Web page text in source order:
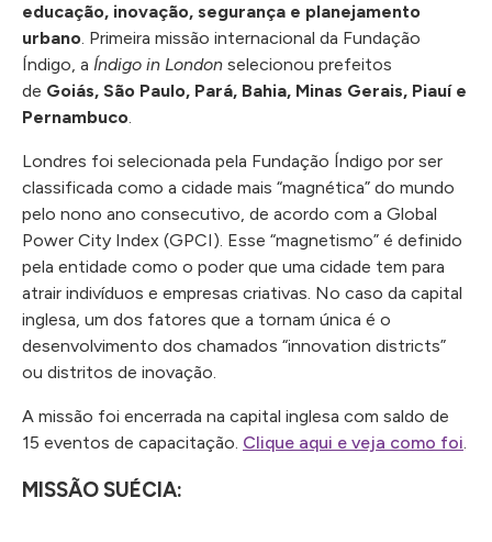
educação, inovação, segurança e planejamento
urbano. Primeira missão internacional da Fundação
Índigo, a Índigo in London selecionou prefeitos
de Goiás, São Paulo, Pará, Bahia, Minas Gerais, Piauí e
Pernambuco.
Londres foi selecionada pela Fundação Índigo por ser
classificada como a cidade mais “magnética” do mundo
pelo nono ano consecutivo, de acordo com a Global
Power City Index (GPCI). Esse “magnetismo” é definido
pela entidade como o poder que uma cidade tem para
atrair indivíduos e empresas criativas. No caso da capital
inglesa, um dos fatores que a tornam única é o
desenvolvimento dos chamados “innovation districts”
ou distritos de inovação.
A missão foi encerrada na capital inglesa com saldo de
15 eventos de capacitação. Clique aqui e veja como foi.
MISSÃO SUÉCIA: